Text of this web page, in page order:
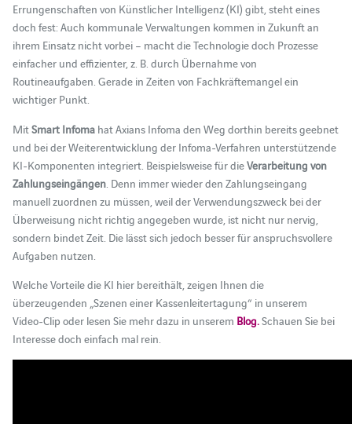
Errungenschaften von Künstlicher Intelligenz (KI) gibt, steht eines
doch fest: Auch kommunale Verwaltungen kommen in Zukunft an
ihrem Einsatz nicht vorbei – macht die Technologie doch Prozesse
einfacher und effizienter, z. B. durch Übernahme von
Routineaufgaben. Gerade in Zeiten von Fachkräftemangel ein
wichtiger Punkt.
MitSmart Infomahat Axians Infoma den Weg dorthin bereits geebnet
und bei der Weiterentwicklung der Infoma-Verfahren unterstützende
KI-Komponenten integriert. Beispielsweise für dieVerarbeitung von
Zahlungseingängen. Denn immer wieder den Zahlungseingang
manuell zuordnen zu müssen, weil der Verwendungszweck bei der
Überweisung nicht richtig angegeben wurde, ist nicht nur nervig,
sondern bindet Zeit. Die lässt sich jedoch besser für anspruchsvollere
Aufgaben nutzen.
Welche Vorteile die KI hier bereithält, zeigen Ihnen die
überzeugenden „Szenen einer Kassenleitertagung“ in unserem
Video-Clip oder lesen Sie mehr dazu in unserem Blog.Schauen Sie bei
Interesse doch einfach mal rein.